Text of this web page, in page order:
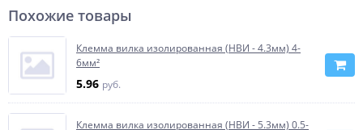
Похожие товары
Клемма вилка изолированная (НВИ - 4.3мм) 4-
6мм²
5.96 руб.
Клемма вилка изолированная (НВИ - 5.3мм) 0.5-